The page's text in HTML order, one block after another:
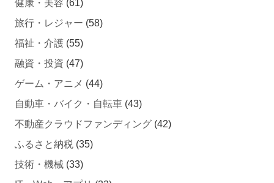
健康・美容 (61)
旅行・レジャー (58)
福祉・介護 (55)
融資・投資 (47)
ゲーム・アニメ (44)
自動車・バイク・自転車 (43)
不動産クラウドファンディング (42)
ふるさと納税 (35)
技術・機械 (33)